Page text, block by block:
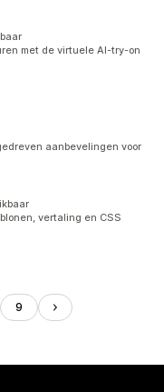
met de virtuele AI-try-on
aanbevelingen voor
vertaling en CSS
9